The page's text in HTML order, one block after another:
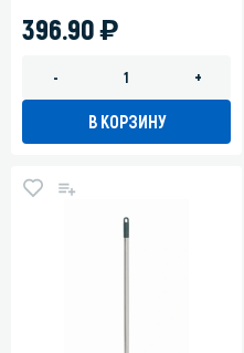
396.90)
- +
В КОРЗИНУ